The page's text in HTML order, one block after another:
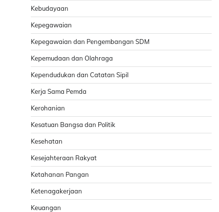
Kebudayaan
Kepegawaian
Kepegawaian dan Pengembangan SDM
Kepemudaan dan Olahraga
Kependudukan dan Catatan Sipil
Kerja Sama Pemda
Kerohanian
Kesatuan Bangsa dan Politik
Kesehatan
Kesejahteraan Rakyat
Ketahanan Pangan
Ketenagakerjaan
Keuangan